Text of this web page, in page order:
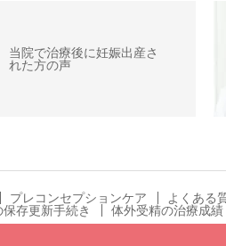
当院で治療後に妊娠出産さ
れた方の声
プレコンセプションケア よくある
存更新手続き 体外受精の治療成績